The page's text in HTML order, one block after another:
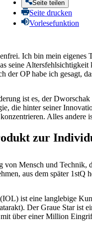
Seite teilen
Seite drucken
Vorlesefunktion
Ich bin mein eigenes
seine
der OP habe ich gesagt,
ist es, der
die hinter seiner
Alles andere
zur
von Mensch und Technik,
aus dem später
ist eine langlebige
Der Graue Star ist
über einer Million